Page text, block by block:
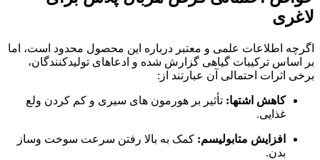
لاغری
اگرچه اطلاعات علمی و معتبر درباره این محصول محدود است، اما
بر اساس ترکیبات گیاهی گزارش شده و ادعاهای تولیدکنندگان،
برخی اثرات احتمالی آن عبارتند از:
کاهش اشتها: تأثیر بر هورمون های سیری و کم کردن ولع
غذایی.
افزایش متابولیسم: کمک به بالا رفتن سرعت سوخت وساز
بدن.